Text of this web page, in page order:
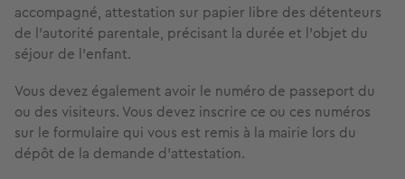
accompagné, attestation sur papier libre des détenteurs
de l'autorité parentale, précisant la durée et l'objet du
séjour de l'enfant.
Vous devez également avoir le numéro de passeport du
ou des visiteurs. Vous devez inscrire ce ou ces numéros
sur le formulaire qui vous est remis à la mairie lors du
dépôt de la demande d'attestation.